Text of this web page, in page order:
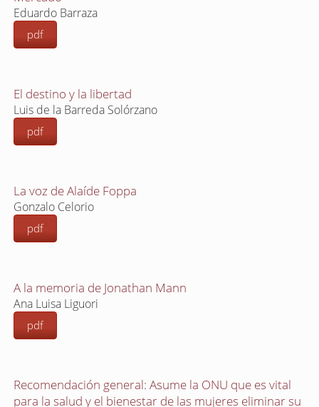
Eduardo Barraza
pdf
El destino y la libertad
Luis de la Barreda Solórzano
pdf
La voz de Alaíde Foppa
Gonzalo Celorio
pdf
A la memoria de Jonathan Mann
Ana Luisa Liguori
pdf
Recomendación general: Asume la ONU que es vital
para la salud y el bienestar de las mujeres eliminar su